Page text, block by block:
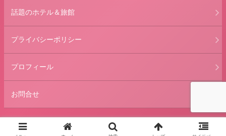
話題のホテル＆旅館
プライバシーポリシー
プロフィール
お問合せ
© 2013 グレンの旅＆グルメ.